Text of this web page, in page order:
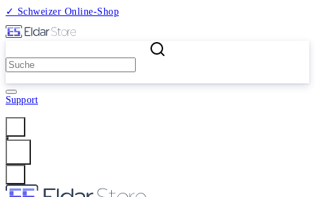
✓ Schweizer Online-Shop
Support